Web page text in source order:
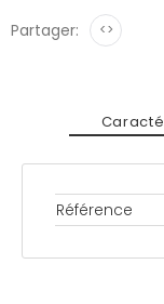
Partager: <>
Référence